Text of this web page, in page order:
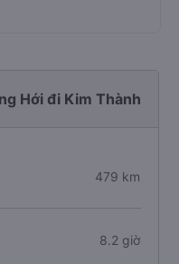
Hới đi Kim Thành
479 km
8.2 giờ